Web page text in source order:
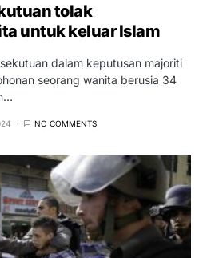
tolak
untuk keluar Islam
dalam keputusan majoriti
seorang wanita berusia 34
NO COMMENTS